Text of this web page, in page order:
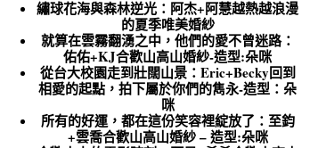
繡球花海與森林逆光：阿杰+阿慧越熱越浪漫
的夏季唯美婚紗
就算在雲霧翻湧之中，他們的愛不曾迷路：
佑佑+KJ合歡山高山婚紗-造型:朵咪
從台大校園走到壯闊山景：Eric+Becky回到
相愛的起點，拍下屬於你們的雋永-造型：朵
咪
所有的好運，都在這份笑容裡綻放了：至鈞
+雲喬合歡山高山婚紗 – 造型:朵咪